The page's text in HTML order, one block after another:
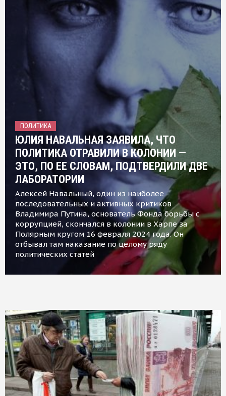
ПОЛИТИКА
ЮЛИЯ НАВАЛЬНАЯ ЗАЯВИЛА, ЧТО
ПОЛИТИКА ОТРАВИЛИ В КОЛОНИИ —
ЭТО, ПО ЕЕ СЛОВАМ, ПОДТВЕРДИЛИ ДВЕ
ЛАБОРАТОРИИ
Алексей Навальный, один из наиболее
последовательных и активных критиков
Владимира Путина, основатель Фонда борьбы с
коррупцией, скончался в колонии в Харпе за
Полярным кругом 16 февраля 2024 года. Он
отбывал там наказание по целому ряду
политических статей